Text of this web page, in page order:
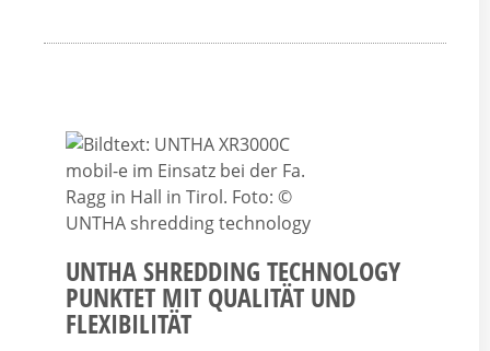
UNTHA SHREDDING TECHNOLOGY
PUNKTET MIT QUALITÄT UND
FLEXIBILITÄT